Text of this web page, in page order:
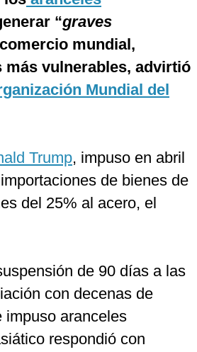
“graves
mundial,
más vulnerables, advirtió
Mundial del
Trump, impuso en abril
de bienes de
del 25% al acero, el
de 90 días a las
con decenas de
impuso aranceles
respondió con